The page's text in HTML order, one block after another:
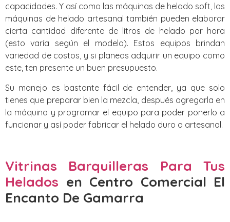
capacidades. Y así como las máquinas de helado soft, las
máquinas de helado artesanal también pueden elaborar
cierta cantidad diferente de litros de helado por hora
(esto varía según el modelo). Estos equipos brindan
variedad de costos, y si planeas adquirir un equipo como
este, ten presente un buen presupuesto.
Su manejo es bastante fácil de entender, ya que solo
tienes que preparar bien la mezcla, después agregarla en
la máquina y programar el equipo para poder ponerlo a
funcionar y así poder fabricar el helado duro o artesanal.
Vitrinas Barquilleras Para Tus
Helados en Centro Comercial El
Encanto De Gamarra